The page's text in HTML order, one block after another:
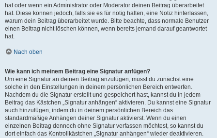
hat oder wenn ein Administrator oder Moderator deinen Beitrag überarbeitet
hat. Diese können jedoch, falls sie es für nötig halten, eine Notiz hinterlassen,
warum dein Beitrag überarbeitet wurde. Bitte beachte, dass normale Benutzer
einen Beitrag nicht löschen können, wenn bereits jemand darauf geantwortet
hat.
Nach oben
Wie kann ich meinem Beitrag eine Signatur anfügen?
Um eine Signatur an deinen Beitrag anzufügen, musst du zunächst eine
solche in den Einstellungen in deinem persönlichen Bereich entwerfen.
Nachdem du die Signatur erstellt und gespeichert hast, kannst du in jedem
Beitrag das Kästchen „Signatur anhängen“ aktivieren. Du kannst eine Signatur
auch hinzufügen, indem du in deinem persönlichen Bereich das
standardmäßige Anhängen deiner Signatur aktivierst. Wenn du einen
einzelnen Beitrag dennoch ohne Signatur verfassen möchtest, so kannst du
dort einfach das Kontrollkästchen „Signatur anhängen“ wieder deaktivieren.